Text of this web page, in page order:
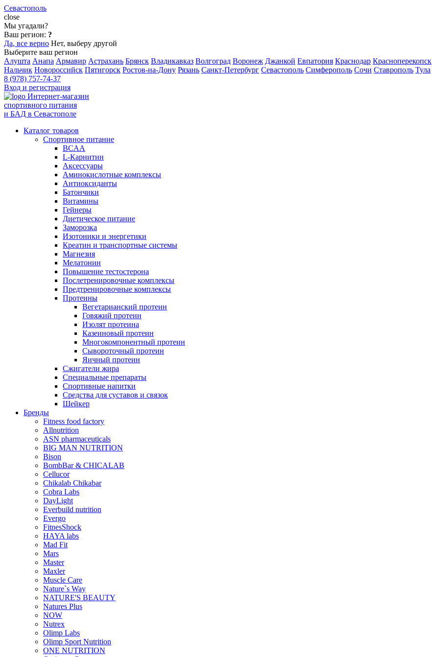
Севастополь
close
Мы угадали?
Ваш регион: ?
Да, все верно Нет, выберу другой
Выберите ваш регион
Алушта Анапа Армавир Астрахань Брянск Владикавказ Волгоград Воронеж Джанкой Евпатория Краснодар Красноперекопск
Нальчик Новороссийск Пятигорск Ростов-на-Дону Рязань Санкт-Петербург Севастополь Симферополь Сочи Ставрополь Тула
8 (978) 757-74-37
Вход и регистрация
Интернет-магазин
спортивного питания
и БАД в Севастополе
Каталог товаров
Спортивное питание
BCAA
L-Карнитин
Аксессуары
Аминокислотные комплексы
Антиоксиданты
Батончики
Витамины
Гейнеры
Диетическое питание
Заморозка
Изотоники и энергетики
Креатин и транспортные системы
Магнезия
Мелатонин
Повышение тестостерона
Послетренировочные комплексы
Предтренировочные комплексы
Протеины
Вегетарианский протеин
Говяжий протеин
Изолят протеина
Казеиновый протеин
Многокомпонентный протеин
Сывороточный протеин
Яичный протеин
Сжигатели жира
Специальные препараты
Спортивные напитки
Средства для суставов и связок
Шейкер
Бренды
Fitness food factory
Allnutrition
ASN pharmaceuticals
BIG MAN NUTRITION
Bison
BombBar & CHICALAB
Cellucor
Chikalab Chikabar
Cobra Labs
DayLight
Everbuild nutrition
Evergo
FitnesShock
HAYA labs
Mad Fit
Mars
Master
Maxler
Muscle Care
Nature`s Way
NATURE'S BEAUTY
Natures Plus
NOW
Nutrex
Olimp Labs
Olimp Sport Nutrition
ONE NUTRITION